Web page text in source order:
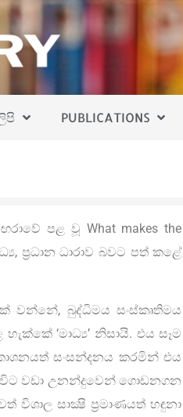
PUBLICATIONS
පළ වූ What makes the
ප්‍රධාන ධාරාව බවට පත් කළේ
වන්නේ, බුද්ධිමය සංස්කෘතිමය
‘මාධ්‍ය’ නිසායි. එය සෑම
සංසන්දනය කරමින් එය
වඩා උනන්දුවෙන් ගොඩනගන
විශාල සාක්‍ෂි ප්‍රමාණයත් හඳුනා